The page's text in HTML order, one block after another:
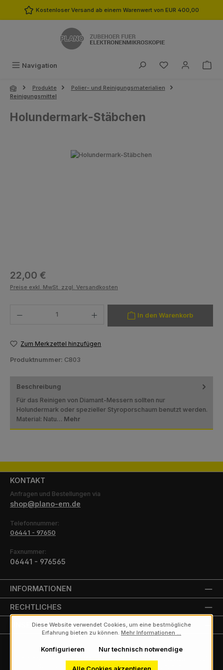
Zum Hauptinhalt springen
Kostenloser Versand ab einem Warenwert von EUR 400,00
Navigation Du hast 0
Produkte
Polier- und Reinigungsmaterialien
Reinigungsmittel
Holundermark-Stäbchen
Bildergalerie überspringen
Regulärer Preis:
22,00 €
Preise exkl. MwSt. zzgl. Versandkosten
In den Warenkorb
Zum Merkzettel hinzufügen
Produktnummer: C803
Beschreibung
Für das Reinigen von Diamant-Messern sollten nur
Holundermark oder spezieller Styroporschaum benutzt werden.
Material: Natu… Mehr
KONTAKT
Anfragen und Bestellungen via
shop@plano-em.de
Telefonnummer:
06441 - 97650
Faxnummer:
06441 - 976565
INFORMATIONEN
RECHTLICHES
UNSERE PARTNER
Nachnahmegebühren, wenn nicht anders angegeben.
Diese Website verwendet Cookies, um eine bestmögliche
Erfahrung bieten zu können. Mehr Informationen ...
Nur technisch notwendige
Konfigurieren